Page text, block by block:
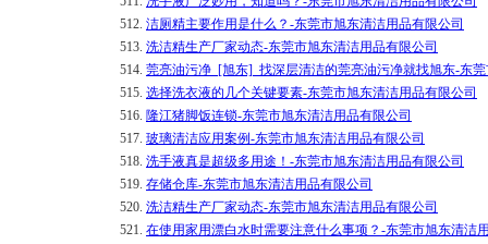
512. 洁厕精主要作用是什么？-东莞市旭东清洁用品有限公司
513. 洗洁精生产厂家动态-东莞市旭东清洁用品有限公司
514. 莞亮油污净_[旭东]_找深层清洁的莞亮油污净就找旭东-东
515. ​选择洗衣液的几个关键要素-东莞市旭东清洁用品有限公司
516. 隆江猪脚饭连锁-东莞市旭东清洁用品有限公司
517. 玻璃清洁应用案例-东莞市旭东清洁用品有限公司
518. 洗手液真是超级多用途！-东莞市旭东清洁用品有限公司
519. 存储仓库-东莞市旭东清洁用品有限公司
520. 洗洁精生产厂家动态-东莞市旭东清洁用品有限公司
521. 在使用家用漂白水时需要注意什么事项？-东莞市旭东清洁